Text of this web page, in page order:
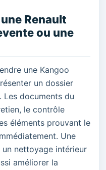
Renault
ou une
une Kangoo
un dossier
Les documents du
le contrôle
éléments prouvant le
Une
nettoyage intérieur
améliorer la